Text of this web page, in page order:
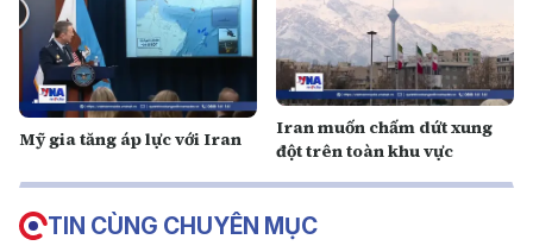
Mỹ gia tăng áp lực với Iran
Iran muốn chấm dứt xung
đột trên toàn khu vực
TIN CÙNG CHUYÊN MỤC